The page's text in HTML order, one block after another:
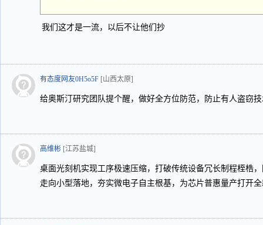
我们这才是一流，以后不让他们抄
有态度网友0H5o5F [山西太原]
给奥斯汀研究团队提个醒，做好全方位防范，防止有人盗窃
高维彬 [江苏盐城]
桌面光刻机实现工序极速压缩，打破传统设备冗长制程桎梏
走向小型落地，夯实微电子自主根基，为芯片普惠量产打开